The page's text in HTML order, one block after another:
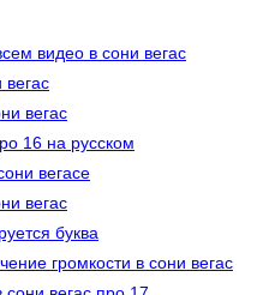
видео в сони вегас
вегас
вегас
16 на русском
вегасе
вегас
буква
громкости в сони вегас